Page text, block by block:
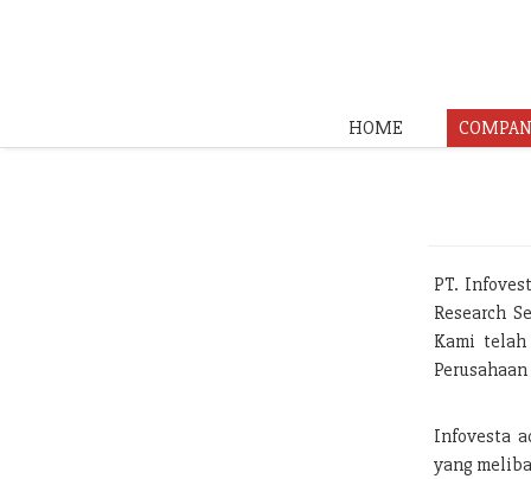
HOME
PT.
Research
Kami
Infovesta
yang